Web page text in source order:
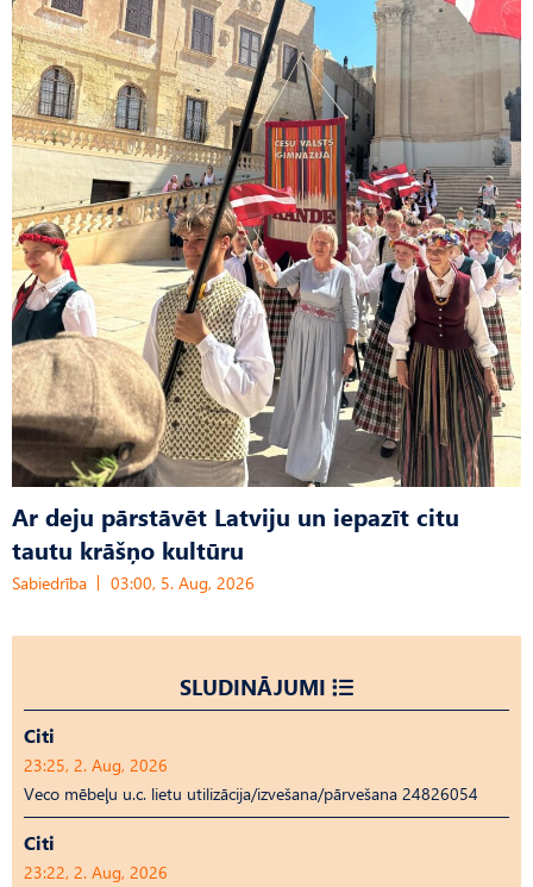
Ar deju pārstāvēt Latviju un iepazīt citu
tautu krāšņo kultūru
Sabiedrība 03:00, 5. Aug, 2026
SLUDINĀJUMI
Citi
23:25, 2. Aug, 2026
Veco mēbeļu u.c. lietu utilizācija/izvešana/pārvešana 24826054
Citi
23:22, 2. Aug, 2026